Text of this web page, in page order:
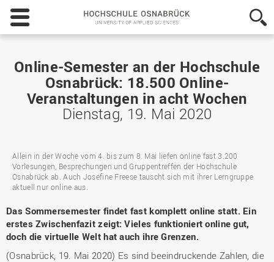
Hochschule
Osnabrück
-
Applied
Sciences
Online-Semester an der Hochschule
Osnabrück: 18.500 Online-
Veranstaltungen in acht Wochen
Dienstag, 19. Mai 2020
Allein in der Woche vom 4. bis zum 8. Mai liefen online fast 3.200
Vorlesungen, Besprechungen und Gruppentreffen der Hochschule
Osnabrück ab. Auch Josefine Freese tauscht sich mit ihrer Lerngruppe
aktuell nur online aus.
Das Sommersemester findet fast komplett online statt. Ein
erstes Zwischenfazit zeigt: Vieles funktioniert online gut,
doch die virtuelle Welt hat auch ihre Grenzen.
(Osnabrück, 19. Mai 2020) Es sind beeindruckende Zahlen, die